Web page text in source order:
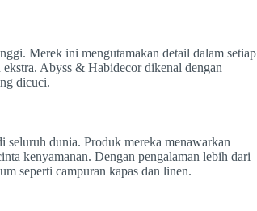
Merek ini mengutamakan detail dalam setiap
Abyss & Habidecor dikenal dengan
dicuci.
seluruh dunia. Produk mereka menawarkan
kenyamanan. Dengan pengalaman lebih dari
seperti campuran kapas dan linen.